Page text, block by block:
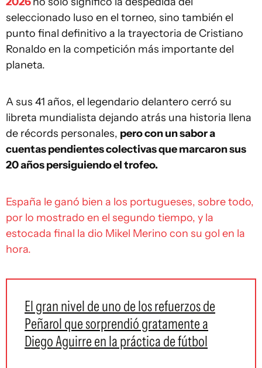
seleccionado luso en el torneo, sino también el
punto final definitivo a la trayectoria de Cristiano
Ronaldo en la competición más importante del
planeta.
A sus 41 años, el legendario delantero cerró su
libreta mundialista dejando atrás una historia llena
de récords personales, pero con un sabor a
cuentas pendientes colectivas que marcaron sus
20 años persiguiendo el trofeo.
España le ganó bien a los portugueses, sobre todo,
por lo mostrado en el segundo tiempo, y la
estocada final la dio Mikel Merino con su gol en la
hora.
El gran nivel de uno de los refuerzos de
Peñarol que sorprendió gratamente a
Diego Aguirre en la práctica de fútbol